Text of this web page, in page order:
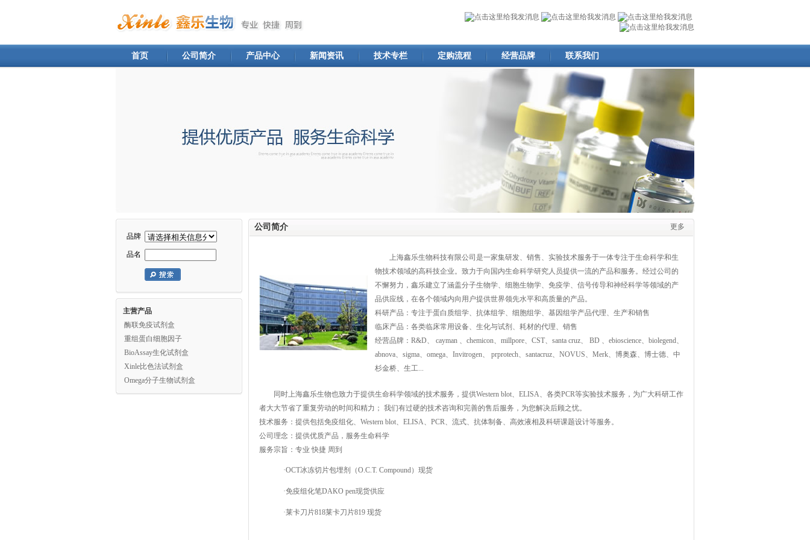
首页 公司简介 产品中心 新闻资讯 技术专栏 定购流程 经营品牌 联系我们
品牌
品名
主营产品
酶联免疫试剂盒
重组蛋白细胞因子
BioAssay生化试剂盒
Xinle比色法试剂盒
Omega分子生物试剂盒
公司简介 更多
上海鑫乐生物科技有限公司是一家集研发、销售、实验技术服务于一体专注于生命科学和生
物技术领域的高科技企业。致力于向国内生命科学研究人员提供一流的产品和服务。经过公司的
不懈努力，鑫乐建立了涵盖分子生物学、细胞生物学、免疫学、信号传导和神经科学等领域的产
品供应线，在各个领域内向用户提供世界领先水平和高质量的产品。
科研产品：专注于蛋白质组学、抗体组学、细胞组学、基因组学产品代理、生产和销售
临床产品：各类临床常用设备、生化与试剂、耗材的代理、销售
经营品牌：R&D、 cayman 、chemicon、millpore、CST、santa cruz、 BD 、ebioscience、biolegend、
abnova、sigma、omega、Invitrogen、 prprotech、santacruz、NOVUS、Merk、博奥森、博士德、中
杉金桥、生工...
同时上海鑫乐生物也致力于提供生命科学领域的技术服务，提供Western blot、ELISA、各类PCR等实验技术服务，为广大科研工作
者大大节省了重复劳动的时间和精力； 我们有过硬的技术咨询和完善的售后服务，为您解决后顾之忧。
技术服务：提供包括免疫组化、Western blot、ELISA、PCR、流式、抗体制备、高效液相及科研课题设计等服务。
公司理念：提供优质产品，服务生命科学
服务宗旨：专业 快捷 周到
·OCT冰冻切片包埋剂（O.C.T. Compound）现货
·免疫组化笔DAKO pen现货供应
·莱卡刀片818莱卡刀片819 现货